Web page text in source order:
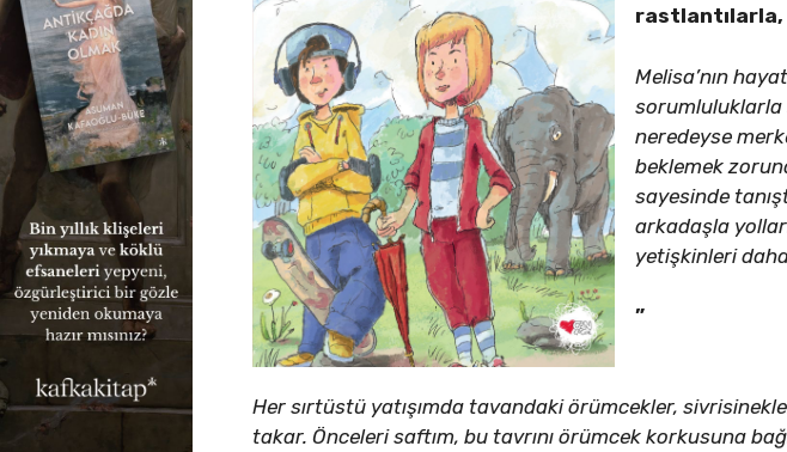
rastlantılarla,
Melisa’nın
sorumluluklarla
neredeyse
beklemek
sayesinde
arkadaşla
yetişkinleri daha
”
Her sırtüstü yatışımda tavandaki örümcekler,
takar. Önceleri saftım, bu tavrını örümcek korkusuna